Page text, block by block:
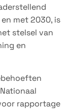
met 2030, is
stelsel van
en
rapportage